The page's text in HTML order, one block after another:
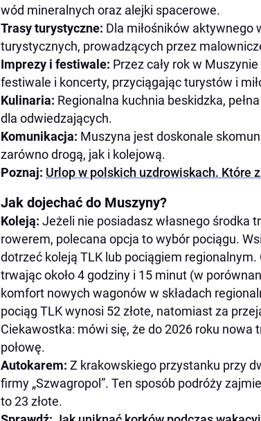
wód mineralnych oraz alejki spacerowe.
Trasy turystyczne: Dla miłośników aktywnego
turystycznych, prowadzących przez
Imprezy i festiwale: Przez cały rok w
festiwale i koncerty, przyciągając turystów i
Kulinaria: Regionalna kuchnia beskidzka,
dla odwiedzających.
Komunikacja: Muszyna jest doskonale
zarówno drogą, jak i kolejową.
Poznaj: Urlop w polskich uzdrowiskach. Które
Jak dojechać do Muszyny?
Koleją: Jeżeli nie posiadasz własnego środka
rowerem, polecana opcja to wybór pociągu.
dotrzeć koleją TLK lub pociągiem regionalnym.
trwając około 4 godziny i 15 minut (w
komfort nowych wagonów w składach
pociąg TLK wynosi 52 złote, natomiast za
Ciekawostka: mówi się, że do 2026 roku
połowę.
Autokarem: Z krakowskiego przystanku przy
firmy „Szwagropol”. Ten sposób podróży
to 23 złote.